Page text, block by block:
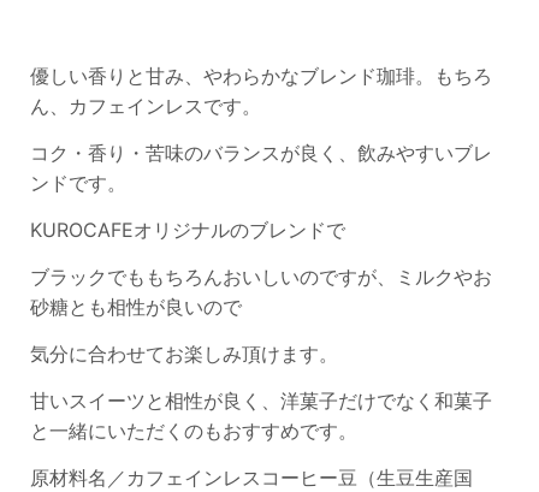
優しい香りと甘み、やわらかなブレンド珈琲。もちろ
ん、カフェインレスです。
コク・香り・苦味のバランスが良く、飲みやすいブレ
ンドです。
KUROCAFEオリジナルのブレンドで
ブラックでももちろんおいしいのですが、ミルクやお
砂糖とも相性が良いので
気分に合わせてお楽しみ頂けます。
甘いスイーツと相性が良く、洋菓子だけでなく和菓子
と一緒にいただくのもおすすめです。
原材料名／カフェインレスコーヒー豆（生豆生産国